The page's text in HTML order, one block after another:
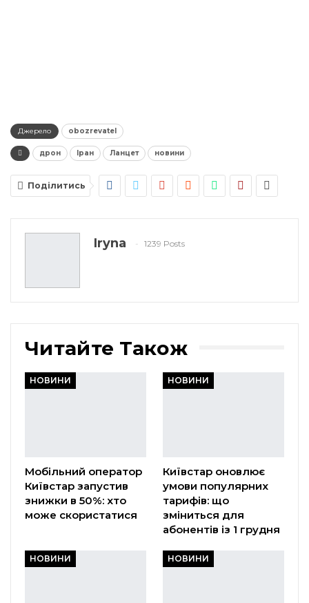
Джерело obozrevatel
дрон Іран Ланцет новини
Поділитись
Iryna 1239 Posts
Читайте Також
НОВИНИ
Мобільний оператор
Київстар запустив
знижки в 50%: хто
може скористатися
НОВИНИ
Київстар оновлює
умови популярних
тарифів: що
зміниться для
абонентів із 1 грудня
НОВИНИ НОВИНИ